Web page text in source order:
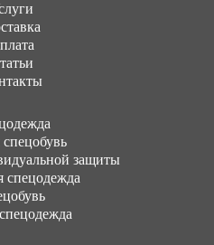
защиты
спецодежда